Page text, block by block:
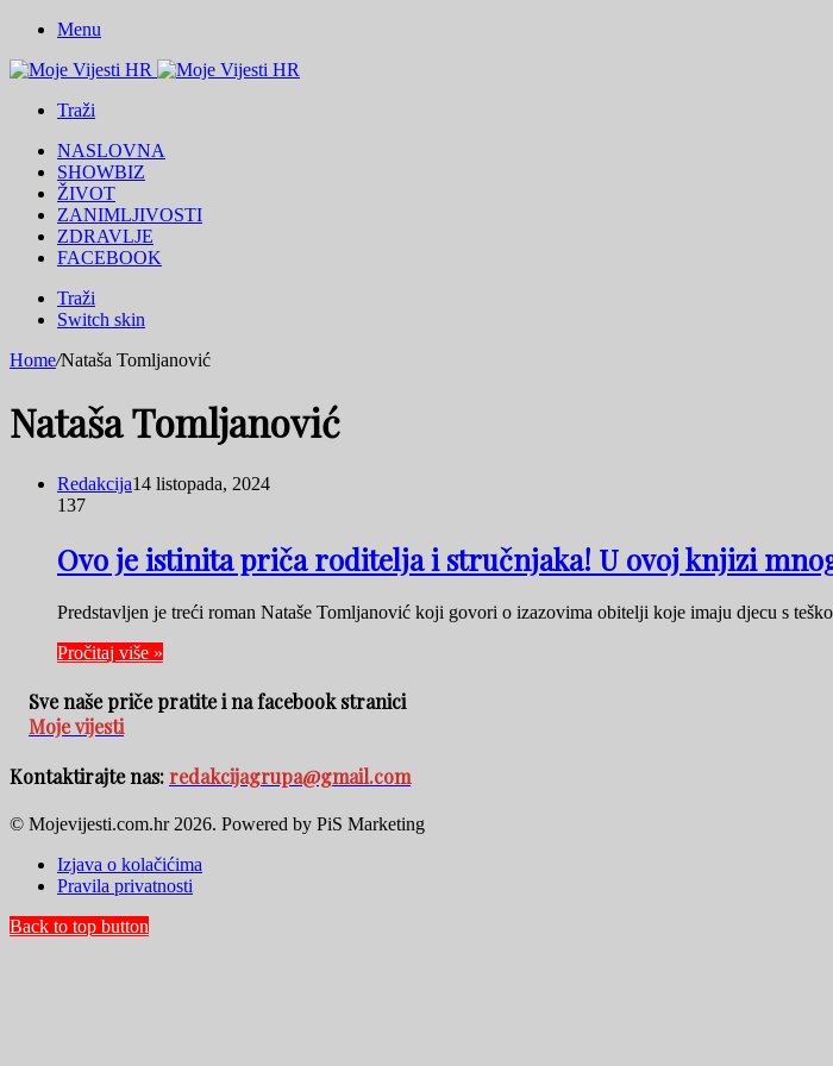
Menu
Traži
NASLOVNA
SHOWBIZ
ŽIVOT
ZANIMLJIVOSTI
ZDRAVLJE
FACEBOOK
Traži
Switch skin
Home/Nataša Tomljanović
Nataša Tomljanović
Redakcija14 listopada, 2024
137
Ovo je istinita priča roditelja i stručnjaka! U ovoj knjizi
Predstavljen je treći roman Nataše Tomljanović koji govori o izazovima obitelji koje imaju djecu s
Pročitaj više »
Sve naše priče pratite i na facebook stranici
Moje vijesti
Kontaktirajte nas:redakcijagrupa@gmail.com
© Mojevijesti.com.hr 2026. Powered by PiS Marketing
Izjava o kolačićima
Pravila privatnosti
Back to top button